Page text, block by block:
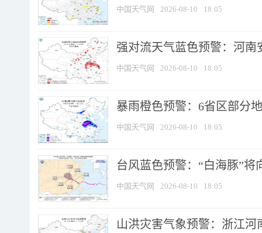
中国天气网 2026-08-10 18:05
强对流天气蓝色预警：河南
中国天气网 2026-08-10 18:05
暴雨橙色预警：6省区部分
中国天气网 2026-08-10 18:05
台风蓝色预警：“白海豚”
中国天气网 2026-08-10 18:05
山洪灾害气象预警：浙江